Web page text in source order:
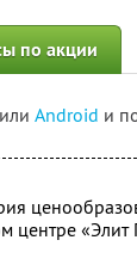
по акции
или Android и
центре